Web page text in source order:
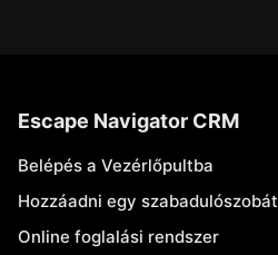
Escape Navigator CRM
Belépés a Vezérlőpultba
Hozzáadni egy szabadulószobát
Online foglalási rendszer